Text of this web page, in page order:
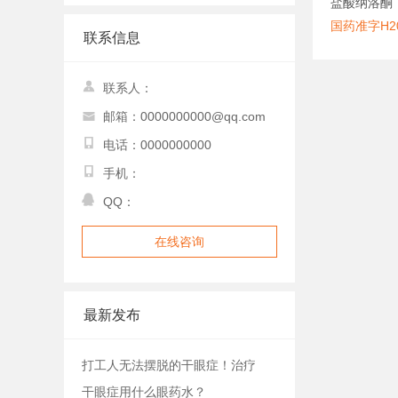
国药准字
联系信息
联系人：
邮箱：0000000000@qq.com
电话：0000000000
手机：
QQ：
在线咨询
最新发布
打工人无法摆脱的干眼症！治疗
干眼症用什么眼药水？